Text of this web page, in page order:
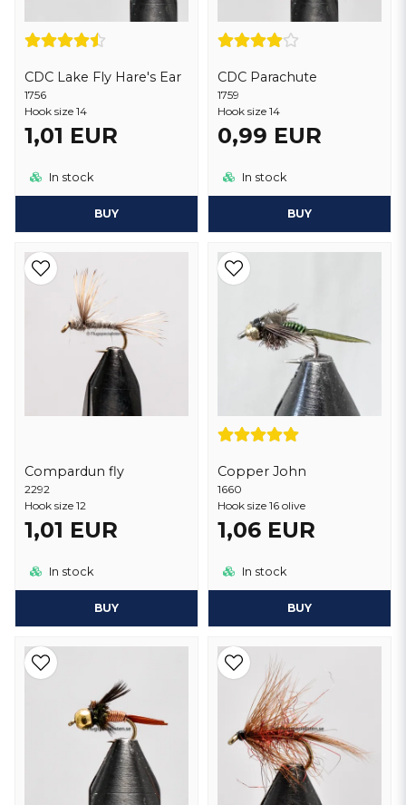
CDC Lake Fly Hare's Ear
1756
Hook size 14
1,01 EUR
In stock
BUY
CDC Parachute
1759
Hook size 14
0,99 EUR
In stock
BUY
Compardun fly
2292
Hook size 12
1,01 EUR
In stock
BUY
Copper John
1660
Hook size 16 olive
1,06 EUR
In stock
BUY